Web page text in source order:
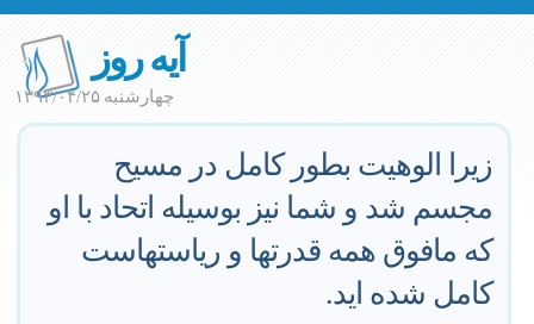
آیه روز
چهارشنبه ۱۳۹۳/۰۴/۲۵
زیرا الوهیت بطور کامل در مسیح
مجسم شد و شما نیز بوسیله اتحاد با او
که مافوق همه قدرتها و ریاستهاست
کامل شده اید.